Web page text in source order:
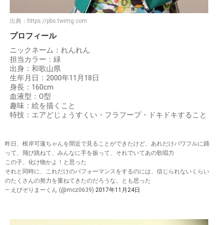
出典： https://pbs.twimg.com
プロフィール
ニックネーム：れんれん
担当カラー：緑
出身：和歌山県
生年月日：2000年11月18日
身長：160cm
血液型：O型
趣味：絵を描くこと
特技：エアどじょうすくい・フラフープ・ドキドキすること
昨日、根岸可蓮ちゃんを間近で見ることができたけど、あれだけパワフルに踊
って、飛び跳ねて、みんなに手を振って、それでいてあの歌唱力
この子、化け物かよ！と思った
それと同時に、これだけのパフォーマンスをするのには、信じられないくらい
のたくさんの努力を重ねてきたのだろうな。とも思った
— えびぞりまーくん (@mcz0639) 2017年11月24日